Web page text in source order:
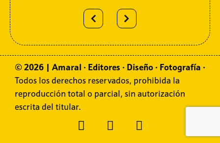
© 2026 | Amaral · Editores · Diseño · Fotografía ·
Todos los derechos reservados, prohibida la
reproducción total o parcial, sin autorización
escrita del titular.